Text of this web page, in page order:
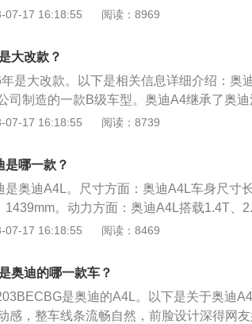
本被前保险杠分开的散热和进气格栅变成了
机是奥迪V6发动机的最新顶级版本，汽油直
过8缸机的动力和极高的燃油效率。它能够
和420牛.米的强大扭矩。
07-17 16:18:55 阅读：8969
大改款？
是大改款。以下是相关信息详细介绍：奥
司制造的一款B级车型。奥迪A4继承了奥
设备为乘员创造了理想的安全环境。作为率
多次小改款、中期改款和后期改款。改款车
。一般情况下仅仅是发动机动力匹配的微调
配置的更新等等，核心技术一般不会有大
07-17 16:18:55 阅读：8739
是哪一款？
是奥迪A4L。尺寸方面：奥迪A4L车身尺寸
1439mm。动力方面：奥迪A4L搭载1.4T、
multitronic手动一体式变速器，换挡更加平
条、镀铬进气口、扁平的双边双出镀铬排气
07-17 16:18:55 阅读：8469
奥迪的哪一款车？
是奥迪的A4L。以下是关于奥迪
感，整车线条流畅自然，前脸设计深得网